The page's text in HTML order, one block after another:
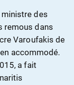
des
remous dans
Varoufakis de
accommodé.
a fait